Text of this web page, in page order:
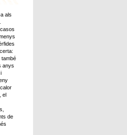
als
també
anys
el
de